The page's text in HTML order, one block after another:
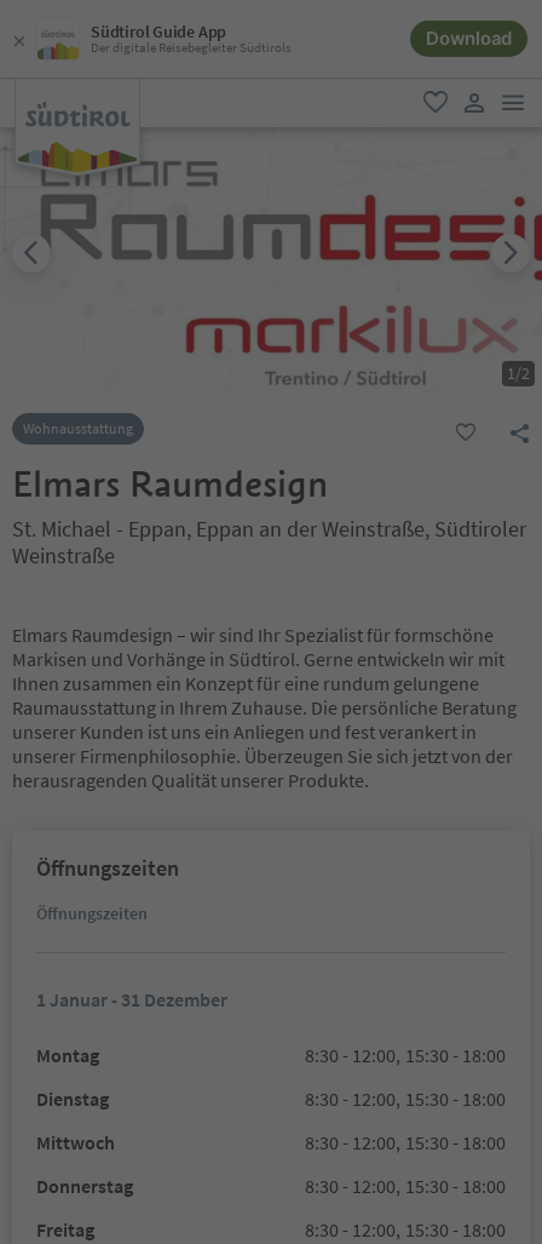
Südtirol Guide App
Der digitale Reisebegleiter Südtirols Download
favorit
1/2
Wohnausstattung
Elmars Raumdesign
St. Michael - Eppan, Eppan an der Weinstraße, Südtiroler
Weinstraße
Elmars Raumdesign – wir sind Ihr Spezialist für formschöne
Markisen und Vorhänge in Südtirol. Gerne entwickeln wir mit
Ihnen zusammen ein Konzept für eine rundum gelungene
Raumausstattung in Ihrem Zuhause. Die persönliche Beratung
unserer Kunden ist uns ein Anliegen und fest verankert in
unserer Firmenphilosophie. Überzeugen Sie sich jetzt von der
herausragenden Qualität unserer Produkte.
Öffnungszeiten
Öffnungszeiten
1 Januar - 31 Dezember
Montag 8:30 - 12:00, 15:30 - 18:00
Dienstag
8:30 - 12:00, 15:30 - 18:00
Mittwoch
8:30 - 12:00, 15:30 - 18:00
Donnerstag
8:30 - 12:00, 15:30 - 18:00
Freitag
8:30 - 12:00, 15:30 - 18:00